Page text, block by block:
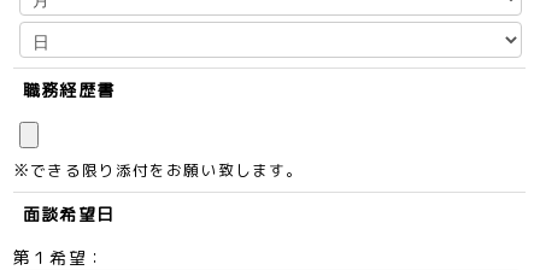
職務経歴書
※できる限り添付をお願い致します。
面談希望日
第１希望：